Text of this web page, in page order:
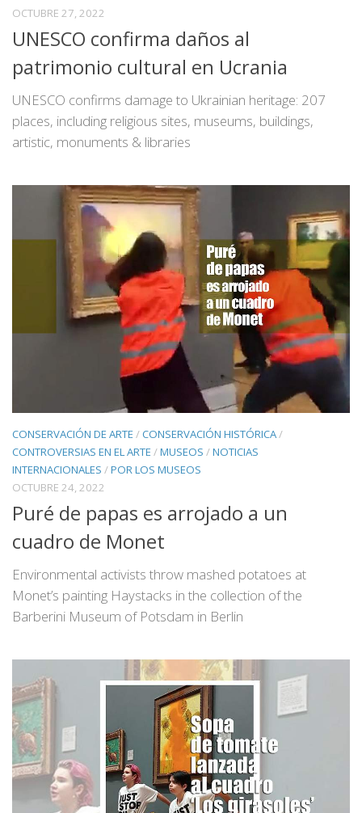
OCTUBRE 27, 2022
UNESCO confirma daños al
patrimonio cultural en Ucrania
UNESCO confirms damage to Ukrainian heritage: 207
places, including religious sites, museums, buildings,
artistic, monuments & libraries
CONSERVACIÓN DE ARTE /CONSERVACIÓN HISTÓRICA/
CONTROVERSIAS EN EL ARTE /MUSEOS /NOTICIAS
INTERNACIONALES /POR LOS MUSEOS
OCTUBRE 24, 2022
Puré de papas es arrojado a un
cuadro de Monet
Environmental activists throw mashed potatoes at
Monet’s painting Haystacks in the collection of the
Barberini Museum of Potsdam in Berlin